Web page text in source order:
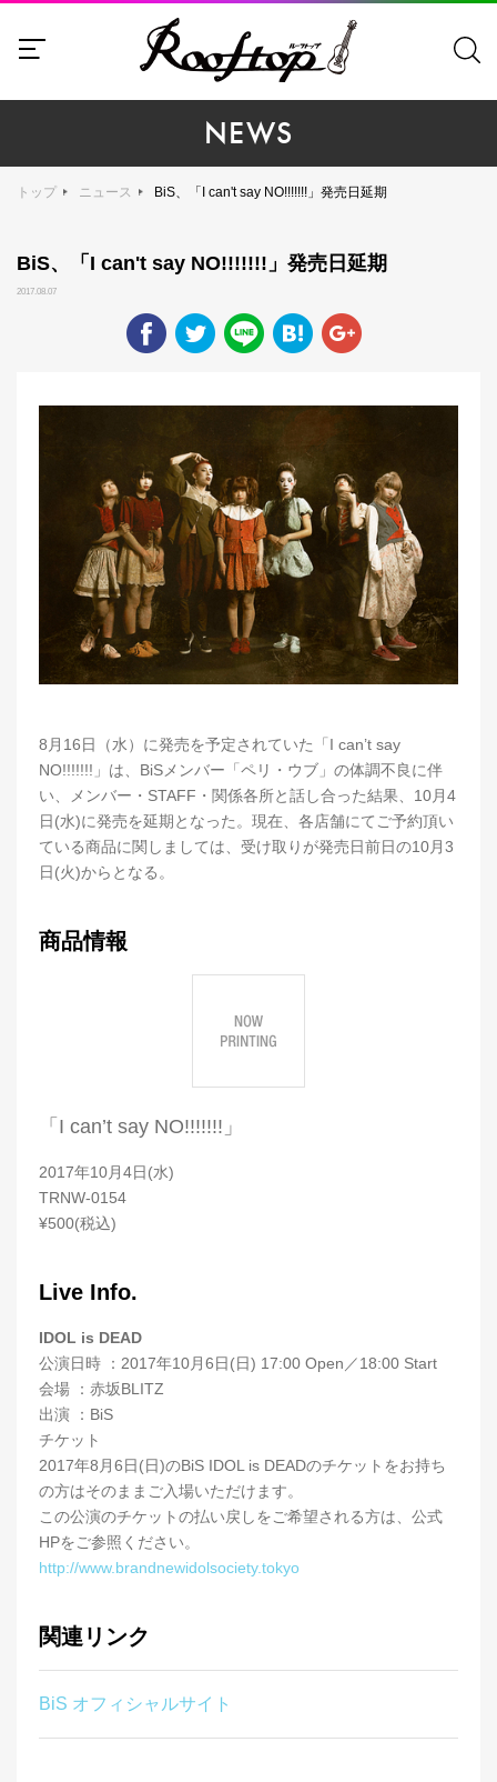
NEWS
トップ ニュース BiS、「I can't say NO!!!!!!!」発売日延期
BiS、「I can't say NO!!!!!!!」発売日延期
2017.08.07
8月16日（水）に発売を予定されていた「I can’t say
NO!!!!!!!」は、BiSメンバー「ペリ・ウブ」の体調不良に伴
い、メンバー・STAFF・関係各所と話し合った結果、10月4
日(水)に発売を延期となった。現在、各店舗にてご予約頂い
ている商品に関しましては、受け取りが発売日前日の10月3
日(火)からとなる。
商品情報
「I can’t say NO!!!!!!!」
2017年10月4日(水)
TRNW-0154
¥500(税込)
Live Info.
IDOL is DEAD
公演日時 ：2017年10月6日(日) 17:00 Open／18:00 Start
会場 ：赤坂BLITZ
出演 ：BiS
チケット
2017年8月6日(日)のBiS IDOL is DEADのチケットをお持ち
の方はそのままご入場いただけます。
この公演のチケットの払い戻しをご希望される方は、公式
HPをご参照ください。
http://www.brandnewidolsociety.tokyo
関連リンク
BiS オフィシャルサイト